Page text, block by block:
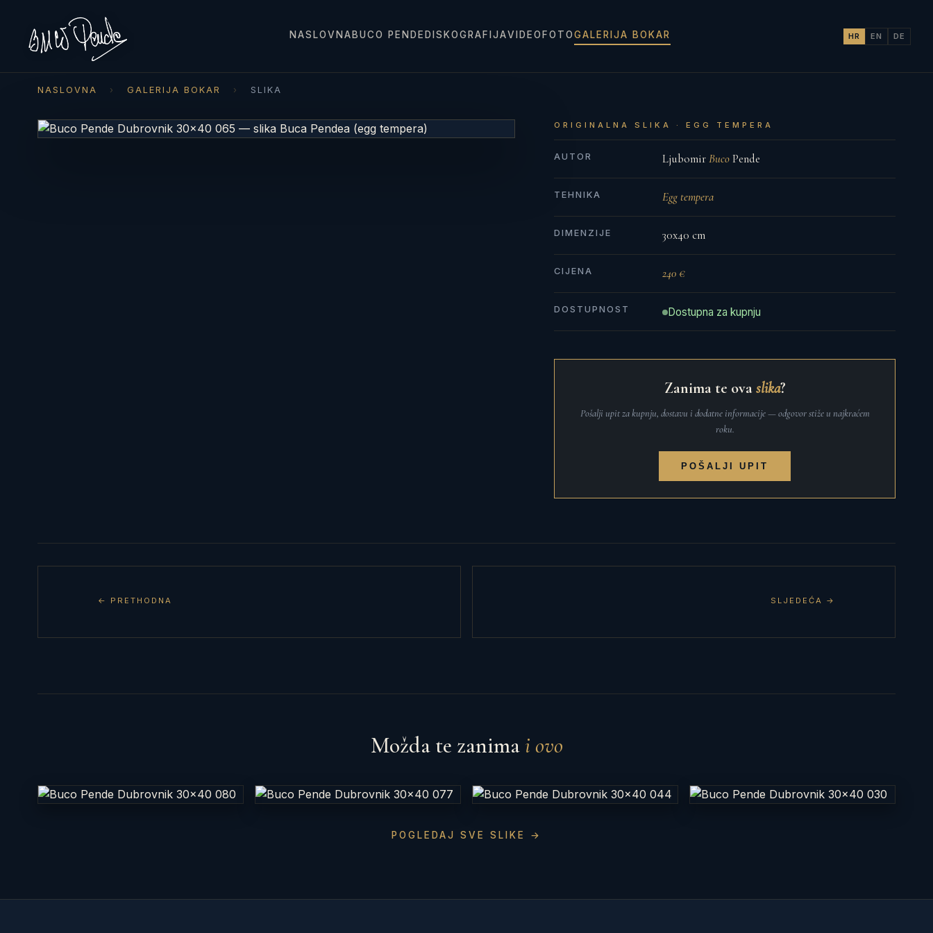
NASLOVNABUCO PENDEDISKOGRAFIJAVIDEOFOTOGALERIJA BOKAR HR EN DE
NASLOVNA › GALERIJA BOKAR › SLIKA
ORIGINALNA SLIKA · EGG TEMPERA
AUTOR LjubomirBucoPende
TEHNIKA Egg tempera
DIMENZIJE 30x40 cm
CIJENA 240 €
DOSTUPNOST Dostupna za kupnju
Zanima te ovaslika?
Pošalji upit za kupnju, dostavu i dodatne informacije — odgovor stiže u najkraćem
roku.
POŠALJI UPIT
← PRETHODNA SLJEDEĆA →
Možda te zanima i ovo
POGLEDAJ SVE SLIKE →